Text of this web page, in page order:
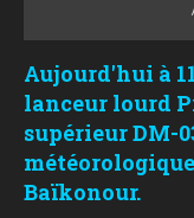
Aujourd'hui à
lanceur lourd
supérieur DM-
Baïkonour.